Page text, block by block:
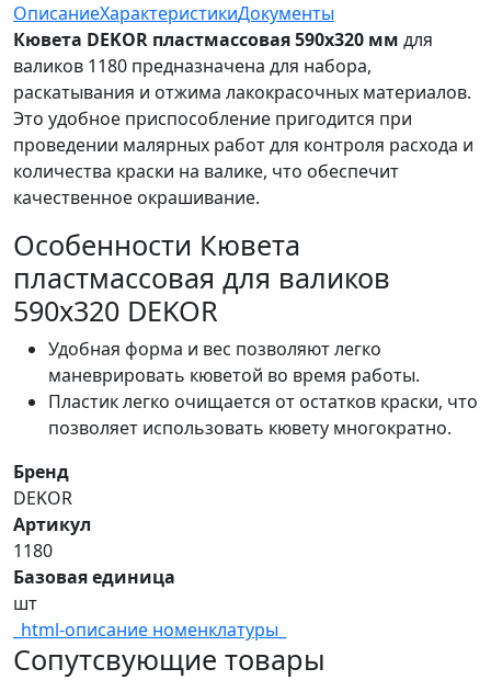
ОписаниеХарактеристикиДокументы
Кювета DEKOR пластмассовая 590x320 мм для
валиков 1180 предназначена для набора,
раскатывания и отжима лакокрасочных материалов.
Это удобное приспособление пригодится при
проведении малярных работ для контроля расхода и
количества краски на валике, что обеспечит
качественное окрашивание.
Особенности Кювета
пластмассовая для валиков
590х320 DEKOR
Удобная форма и вес позволяют легко
маневрировать кюветой во время работы.
Пластик легко очищается от остатков краски, что
позволяет использовать кювету многократно.
Бренд
DEKOR
Артикул
1180
Базовая единица
шт
_html-описание номенклатуры_
Сопутсвующие товары